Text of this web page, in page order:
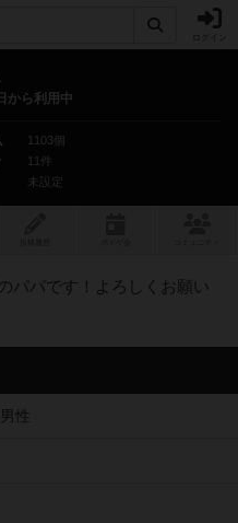
から利用中
1103個
11件
未設定
パパです！よろしくお願い
性